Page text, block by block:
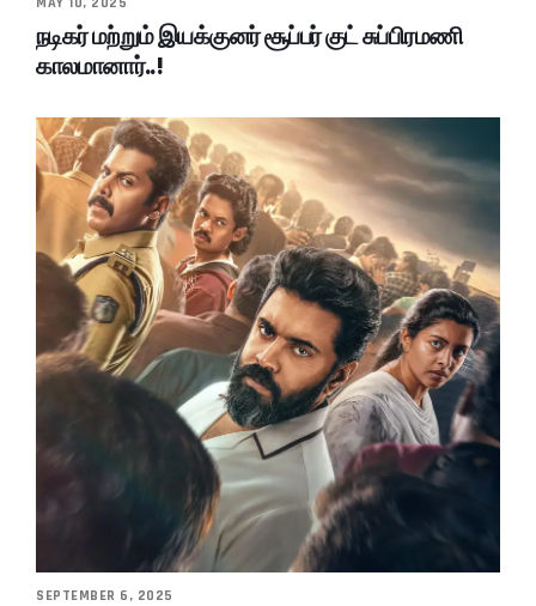
நடிகர் மற்றும் இயக்குனர் சூப்பர் குட் சுப்பிரமணி
காலமானார்..!
SEPTEMBER 6, 2025